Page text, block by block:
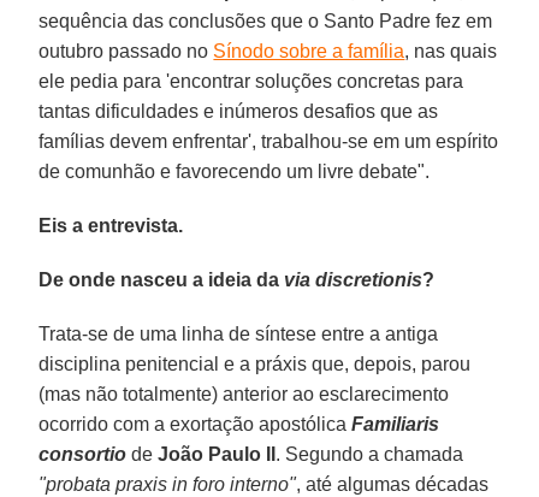
sequência das conclusões que o Santo Padre fez em
outubro passado no Sínodo sobre a família, nas quais
ele pedia para 'encontrar soluções concretas para
tantas dificuldades e inúmeros desafios que as
famílias devem enfrentar', trabalhou-se em um espírito
de comunhão e favorecendo um livre debate".
Eis a entrevista.
De onde nasceu a ideia da via discretionis?
Trata-se de uma linha de síntese entre a antiga
disciplina penitencial e a práxis que, depois, parou
(mas não totalmente) anterior ao esclarecimento
ocorrido com a exortação apostólicaFamiliaris
consortio deJoão Paulo II . Segundo a chamada
"probata praxis in foro interno", até algumas décadas